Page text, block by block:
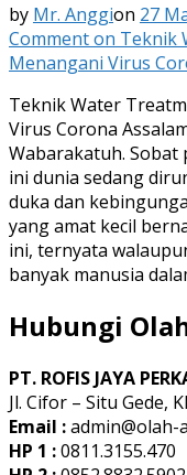
by Mr. Anggion 27
Commenton Teknik
Menangani Virus
Teknik Water
Virus Corona
Wabarakatuh. Sobat
ini dunia sedang
duka dan
yang amat kecil
ini, ternyata
banyak manusia
Hubungi
PT. ROFIS JAYA
Jl. Cifor – Situ Gede,
Email :admin@olah-
HP 1 :0811.3155.470